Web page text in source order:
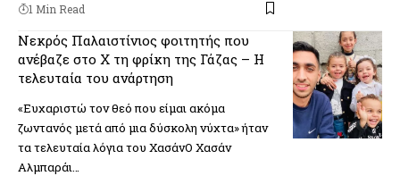
1 Min Read
Νεκρός Παλαιστίνιος φοιτητής που
ανέβαζε στο Χ τη φρίκη της Γάζας – Η
τελευταία του ανάρτηση
«Ευχαριστώ τον θεό που είμαι ακόμα
ζωντανός μετά από μια δύσκολη νύχτα» ήταν
τα τελευταία λόγια του ΧασάνΟ Χασάν
Αλμπαράι…